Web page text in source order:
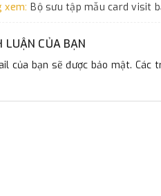
xem: Bộ sưu tập mẫu card visit
LUẬN CỦA BẠN
của bạn sẽ được bảo mật. Các